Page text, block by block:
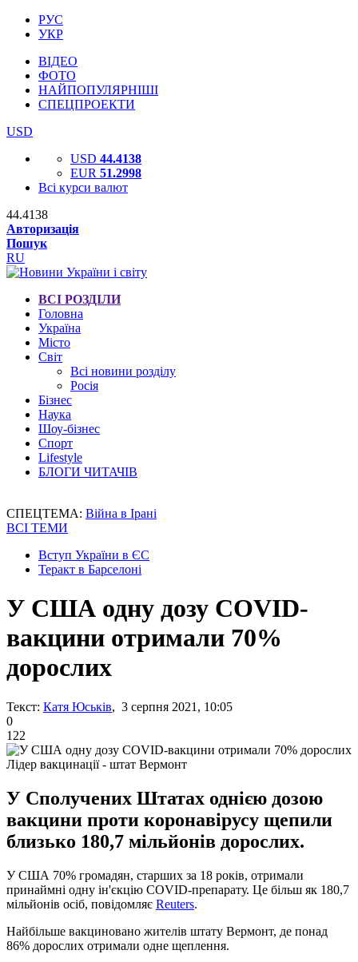
РУС
УКР
ВІДЕО
ФОТО
НАЙПОПУЛЯРНІШІ
СПЕЦПРОЕКТИ
USD
USD 44.4138
EUR 51.2998
Всі курси валют
44.4138
Авторизація
Пошук
RU
ВСІ РОЗДІЛИ
Головна
Україна
Місто
Світ
Всі новини розділу
Росія
Бізнес
Наука
Шоу-бізнес
Спорт
Lifestyle
БЛОГИ ЧИТАЧІВ
СПЕЦТЕМА: Війна в Ірані
ВСІ ТЕМИ
Вступ України в ЄС
Теракт в Барселоні
У США одну дозу COVID-
вакцини отримали 70%
дорослих
Текст: Катя Юськів, 3 серпня 2021, 10:05
0
122
Лідер вакцинації - штат Вермонт
У Сполучених Штатах однією дозою
вакцини проти коронавірусу щепили
близько 180,7 мільйонів дорослих.
У США 70% громадян, старших за 18 років, отримали
принаймні одну ін'єкцію COVID-препарату. Це більш як 180,7
мільйонів осіб, повідомляє Reuters.
Найбільше вакциновано жителів штату Вермонт, де понад
86% дорослих отримали одне щеплення.